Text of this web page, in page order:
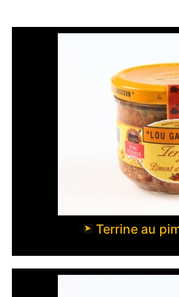
Terrine au